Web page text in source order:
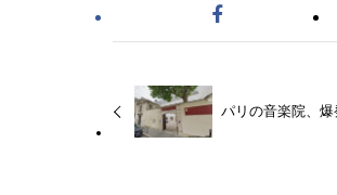
パリの音楽院、爆